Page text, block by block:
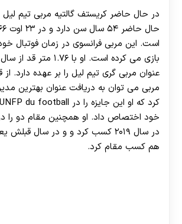
در حال حاضر کریستف گالتیه مربی تیم لیل
است. این مربی فرانسوی در زمان فوتبال
عنوان مربی گری تیم لیل را بر عهده دارد.
هم کسب مقام کرد.